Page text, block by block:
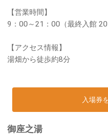
【営業時間】
9：00～21：00（最終入館 20
【アクセス情報】
湯畑から徒歩約8分
入場券
御座之湯